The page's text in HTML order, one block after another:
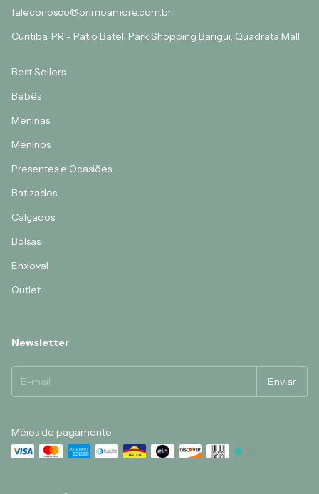
faleconosco@primoamore.com.br
Curitiba, PR - Patio Batel, Park Shopping Barigui, Quadrata Mall
Best Sellers
Bebês
Meninas
Meninos
Presentes e Ocasiões
Batizados
Calçados
Bolsas
Enxoval
Outlet
Newsletter
Meios de pagamento